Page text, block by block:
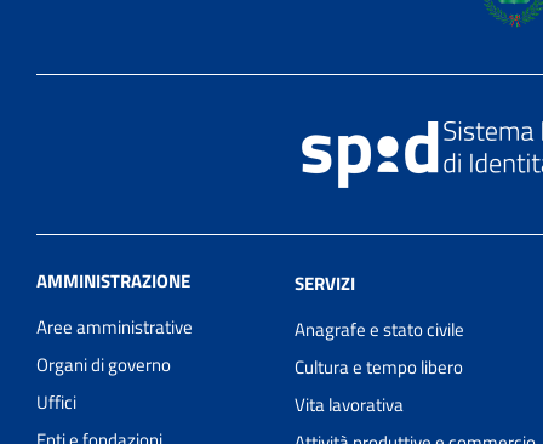
AMMINISTRAZIONE
Aree amministrative
Organi di governo
Uffici
SERVIZI
Anagrafe e stato civile
Cultura e tempo libero
Vita lavorativa